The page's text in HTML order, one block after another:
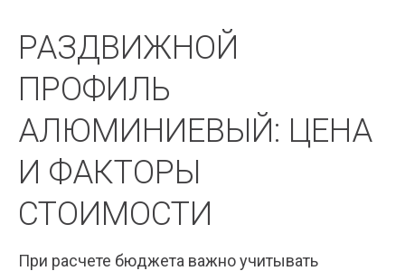
РАЗДВИЖНОЙ
ПРОФИЛЬ
АЛЮМИНИЕВЫЙ: ЦЕНА
И ФАКТОРЫ
СТОИМОСТИ
При расчете бюджета важно учитывать